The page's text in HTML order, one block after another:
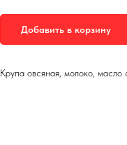
Добавить в корзину
Крупа овсяная, молоко, масло